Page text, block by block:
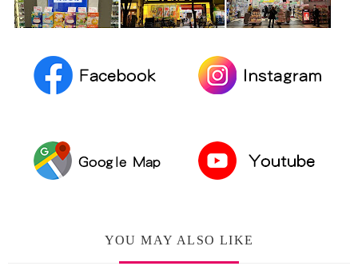
YOU MAY ALSO LIKE